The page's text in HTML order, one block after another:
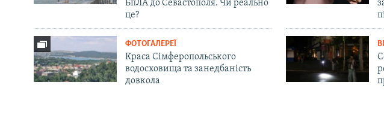
БпЛА до Севастополя. Чи реально
це?
ФОТОГАЛЕРЕЇ
Краса Сімферопольського
водосховища та занедбаність
довкола